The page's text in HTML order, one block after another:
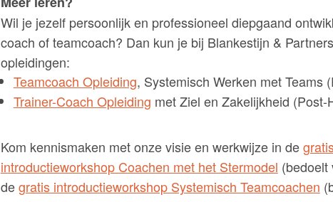
Wil je jezelf persoonlijk en professioneel diepgaand
coach of teamcoach? Dan kun je bij Blankestijn &
opleidingen:
Teamcoach Opleiding, Systemisch Werken met Teams
Trainer-Coach Opleiding met Ziel en Zakelijkheid (Post-
Kom kennismaken met onze visie en werkwijze in de
introductieworkshop Coachen met het Stermodel (bedoelt
degratis introductieworkshop Systemisch Teamcoachen